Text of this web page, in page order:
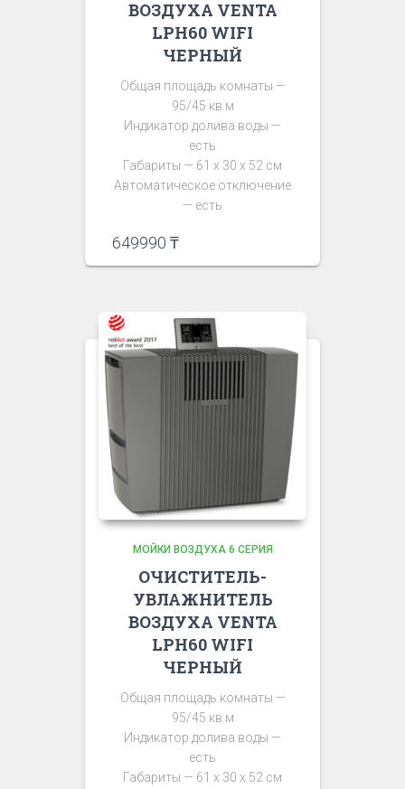
ВОЗДУХА VENTA
LPH60 WIFI
ЧЕРНЫЙ
Общая площадь комнаты —
95/45 кв.м
Индикатор долива воды —
есть
Габариты — 61 х 30 х 52 см
Автоматическое отключение
— есть
649990 ₸
МОЙКИ ВОЗДУХА 6 СЕРИЯ
ОЧИСТИТЕЛЬ-
УВЛАЖНИТЕЛЬ
ВОЗДУХА VENTA
LPH60 WIFI
ЧЕРНЫЙ
Общая площадь комнаты —
95/45 кв.м
Индикатор долива воды —
есть
Габариты — 61 х 30 х 52 см